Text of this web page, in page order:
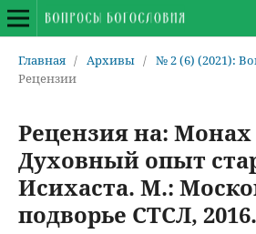
Главная / Архивы / № 2 (6) (2021):
Рецензии
Рецензия на:
Духовный опыт
Исихаста. М.:
подворье СТСЛ,